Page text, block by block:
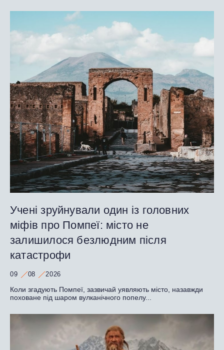
Учені зруйнували один із головних
міфів про Помпеї: місто не
залишилося безлюдним після
катастрофи
09 08 2026
Коли згадують Помпеї, зазвичай уявляють місто, назавжди
поховане під шаром вулканічного попелу...